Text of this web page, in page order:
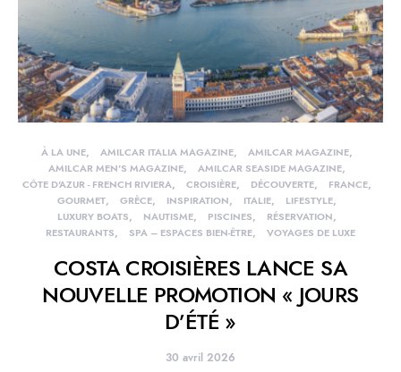
À LA UNE AMILCAR ITALIA MAGAZINE
AMILCAR MAGAZINE
AMILCAR MEN'S MAGAZINE
AMILCAR SEASIDE MAGAZINE
CÔTE D'AZUR - FRENCH RIVIERA
CROISIÈRE DÉCOUVERTE
FRANCE
GOURMET
GRÈCE INSPIRATION ITALIE
LIFESTYLE
LUXURY BOATS
NAUTISME PISCINES
RÉSERVATION
RESTAURANTS
SPA – ESPACES BIEN-ÊTRE VOYAGES DE LUXE
COSTA CROISIÈRES LANCE SA
NOUVELLE PROMOTION « JOURS
D’ÉTÉ »
30 avril 2026